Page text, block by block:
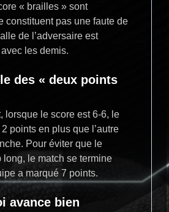
« brailles » sont
constituent pas une faute de
de l’adversaire est
les demis.
des « deux points
lorsque le score est 6-6, le
points en plus que l’autre
Pour éviter que le
long, le match se termine
a marqué 7 points.
avance bien